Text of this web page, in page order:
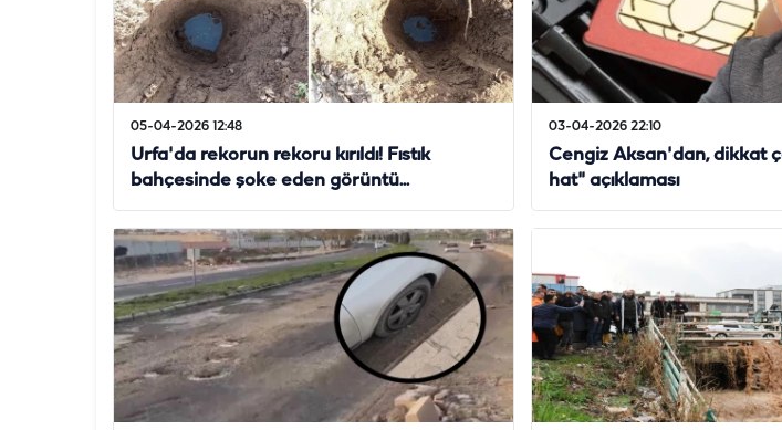
05-04-2026 12:48
Urfa'da rekorun rekoru kırıldı! Fıstık
bahçesinde şoke eden görüntü...
03-04-2026 22:10
Cengiz Aksan'dan, dikkat
hat" açıklaması